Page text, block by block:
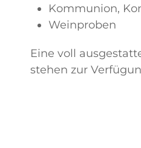
Kommunion,
Weinproben
Eine voll
stehen zur